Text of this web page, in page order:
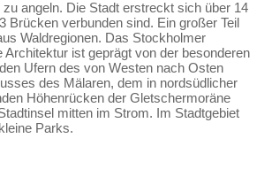
angeln. Die Stadt erstreckt sich über 14
Brücken verbunden sind. Ein großer Teil
Waldregionen. Das Stockholmer
Architektur ist geprägt von der besonderen
Ufern des von Westen nach Osten
des Mälaren, dem in nordsüdlicher
Höhenrücken der Gletschermoräne
mitten im Strom. Im Stadtgebiet
Parks.